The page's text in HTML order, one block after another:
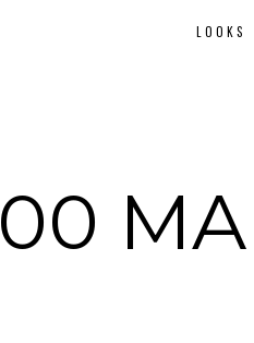
LOOKS